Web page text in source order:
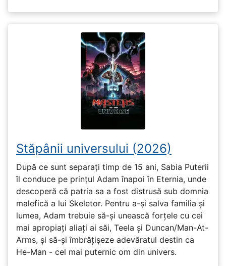
Stăpânii universului (2026)
După ce sunt separați timp de 15 ani, Sabia Puterii
îl conduce pe prințul Adam înapoi în Eternia, unde
descoperă că patria sa a fost distrusă sub domnia
malefică a lui Skeletor. Pentru a-și salva familia și
lumea, Adam trebuie să-și unească forțele cu cei
mai apropiați aliați ai săi, Teela și Duncan/Man-At-
Arms, și să-și îmbrățișeze adevăratul destin ca
He-Man - cel mai puternic om din univers.